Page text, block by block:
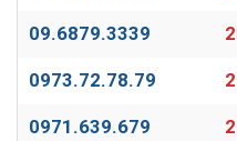
09.6879.3339
0973.72.78.79
0971.639.679